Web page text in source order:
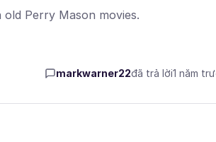
Perry Mason movies.
markwarner22đã trả lời1 năm